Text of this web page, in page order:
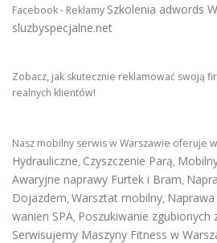
Facebook - Reklamy Szkolenia adwords
sluzbyspecjalne.net
Zobacz, jak skutecznie reklamować swoją
realnych klientów!
Nasz mobilny serwis w Warszawie oferuje
Hydrauliczne, Czyszczenie Parą,
Awaryjne naprawy Furtek i Bram,
Dojazdem, Warsztat mobilny,
wanien SPA, Poszukiwanie zgubionych
Serwisujemy Maszyny Fitness w